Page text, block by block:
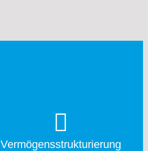
Ver­mögens­struktu­rier­ung